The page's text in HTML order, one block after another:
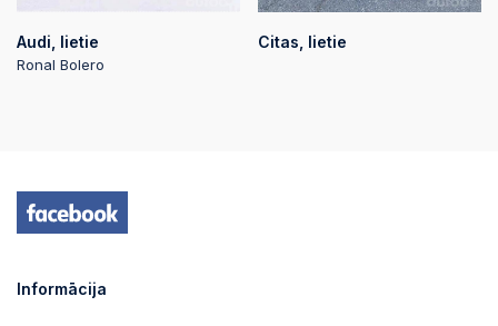
Audi, lietie
Ronal Bolero
Citas, lietie
Informācija